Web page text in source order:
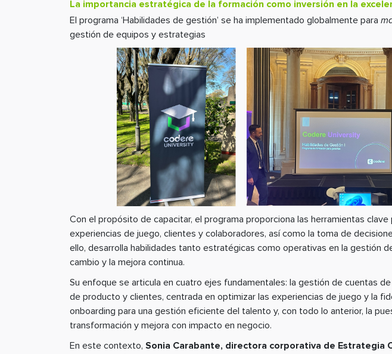
La importancia estratégica de la formación como inversión en la
El programa ‘Habilidades de gestión’ se ha implementado globalmente para
gestión de equipos y estrategias
Con el propósito de capacitar, el programa proporciona las herramientas
experiencias de juego, clientes y colaboradores, así como la toma de
ello, desarrolla habilidades tanto estratégicas como operativas en la gestión
cambio y la mejora continua.
Su enfoque se articula en cuatro ejes fundamentales: la gestión de cuentas
de producto y clientes, centrada en optimizar las experiencias de juego y la
onboarding para una gestión eficiente del talento y, con todo lo anterior, la
transformación y mejora con impacto en negocio.
En este contexto, Sonia Carabante, directora corporativa de Estrategia